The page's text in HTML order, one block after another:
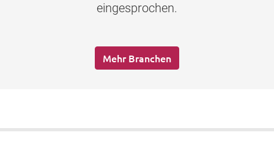
eingesprochen.
Mehr Branchen